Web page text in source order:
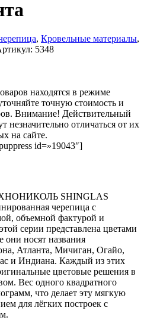
, Кровельные материалы,
5348
находятся в режиме
точную стоимость и
Внимание! Действительный
незначительно отличаться от их
на сайте.
id=»19043″]
SHINGLAS
черепица с
объемной фактурой и
серии представлена цветами
они носят названия
Атланта, Мичиган, Огайо,
и Индиана. Каждый из этих
цветовые решения в
Вес одного квадратного
что делает эту мягкую
для лёгких построек с